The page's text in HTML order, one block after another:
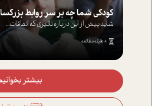
کودکی شما چه بر سر روابط
شاید پیش از این درباره تاثیری که اتفاقات...
8 دقیقه مطالعه
بیشتر